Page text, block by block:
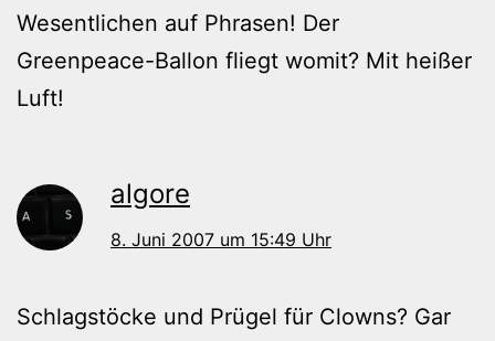
Wesentlichen auf Phrasen! Der
Greenpeace-Ballon fliegt womit? Mit heißer
Luft!
algore
8. Juni 2007 um 15:49 Uhr
Schlagstöcke und Prügel für Clowns? Gar